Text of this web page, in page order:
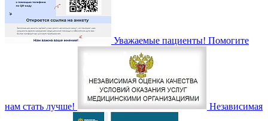
Уважаемые пациенты! Помогите
нам стать лучше! Независимая